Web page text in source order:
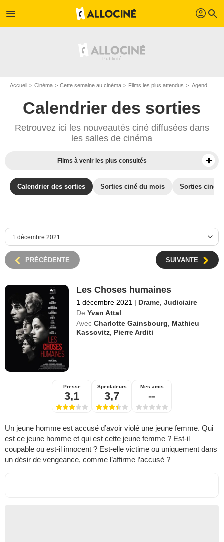
menu profil search
Accueil Cinéma Cette semaine au cinéma Films les plus attendus Agenda cinéma : Films du 1 décembre 2021
Calendrier des sorties
Retrouvez ici les nouveautés ciné diffusées dans
les salles de cinéma
Films à venir les plus consultés
Calendrier des sorties Sorties ciné du mois Sorties ciné
PRÉCÉDENTE SUIVANTE
Les Choses humaines
1 décembre 2021 | Drame ,Judiciaire
De Yvan Attal
Avec Charlotte Gainsbourg
Mathieu
Kassovitz Pierre Arditi
Presse
3,1
Spectateurs
3,7
Mes amis
--
Un jeune homme est accusé d’avoir violé une jeune femme. Qui
est ce jeune homme et qui est cette jeune femme ? Est-il
coupable ou est-il innocent ? Est-elle victime ou uniquement dans
un désir de vengeance, comme l’affirme l’accusé ?